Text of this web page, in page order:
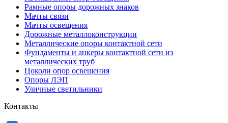
Рамные опоры дорожных знаков
Мачты связи
Мачты освещения
Дорожные металлоконструкции
Металлические опоры контактной сети
Фундаменты и анкеры контактной сети из
металлических труб
Цоколи опор освещения
Опоры ЛЭП
Уличные светильники
Контакты